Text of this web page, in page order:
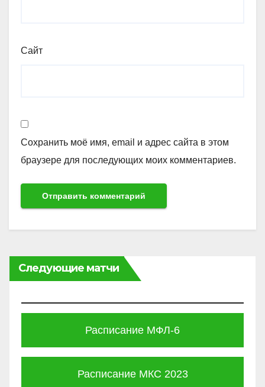
Сайт
Сохранить моё имя, email и адрес сайта в этом
браузере для последующих моих комментариев.
Следующие матчи
Расписание МФЛ-6
Расписание МКС 2023